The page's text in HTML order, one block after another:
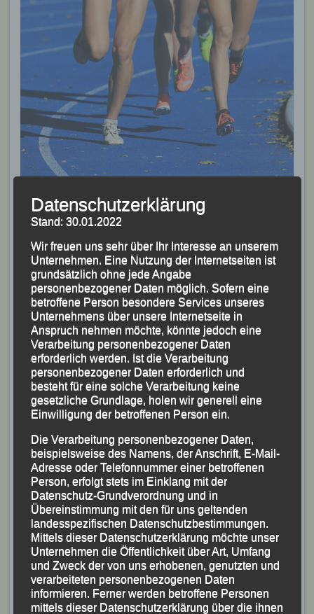
Foto: Kiefner
Tempo undAnna Drexlerblieb bis zur letzten Runde
regelrecht an ihr „kleben“. Erst mit einer weiteren
Tempoverschärfung konnte sich Emma Heckel dann
letztlich absetzen. Mit einer nie erwarteten, um 32
Sekunden auf 10:06,21 Minuten verbesserten neuen
persönlichen Bestzeit liefAnna Drexlerzum zweiten
Bayerischen Silber.
Datenschutzerklärung
Stand: 30.01.2022
Wir freuen uns sehr über Ihr Interesse an unserem
Unternehmen. Eine Nutzung der Internetseiten ist
grundsätzlich ohne jede Angabe
personenbezogener Daten möglich. Sofern eine
betroffene Person besondere Services unseres
Unternehmens über unsere Internetseite in
Anspruch nehmen möchte, könnte jedoch eine
Verarbeitung personenbezogener Daten
erforderlich werden. Ist die Verarbeitung
personenbezogener Daten erforderlich und
besteht für eine solche Verarbeitung keine
gesetzliche Grundlage, holen wir generell eine
Einwilligung der betroffenen Person ein.
Die Verarbeitung personenbezogener Daten,
beispielsweise des Namens, der Anschrift, E-Mail-
Adresse oder Telefonnummer einer betroffenen
Person, erfolgt stets im Einklang mit der
Datenschutz-Grundverordnung und in
Übereinstimmung mit den für uns geltenden
landesspezifischen Datenschutzbestimmungen.
Mittels dieser Datenschutzerklärung möchte unser
Unternehmen die Öffentlichkeit über Art, Umfang
und Zweck der von uns erhobenen, genutzten und
verarbeiteten personenbezogenen Daten
informieren. Ferner werden betroffene Personen
mittels dieser Datenschutzerklärung über die ihnen